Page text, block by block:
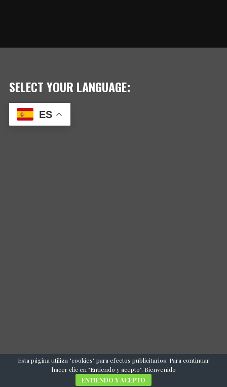
SELECT YOUR LANGUAGE:
ES
Esta página utiliza "cookies" para efectos publicitarios. Para continuar
hacer clic en "Entiendo y acepto". Bienvenido
ENTIENDO Y ACEPTO